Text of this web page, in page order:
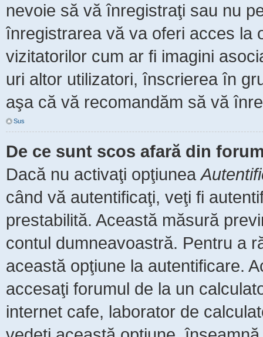
nevoie să vă înregistraţi sau nu
înregistrarea vă va oferi acces la
vizitatorilor cum ar fi imagini
uri altor utilizatori, înscrierea în
aşa că vă recomandăm să vă
Sus
De ce sunt scos afară din
Dacă nu activaţi opţiunea
când vă autentificaţi, veţi fi
prestabilită. Această măsură
contul dumneavoastră. Pentru a
această opţiune la autentificare.
accesaţi forumul de la un
internet cafe, laborator de